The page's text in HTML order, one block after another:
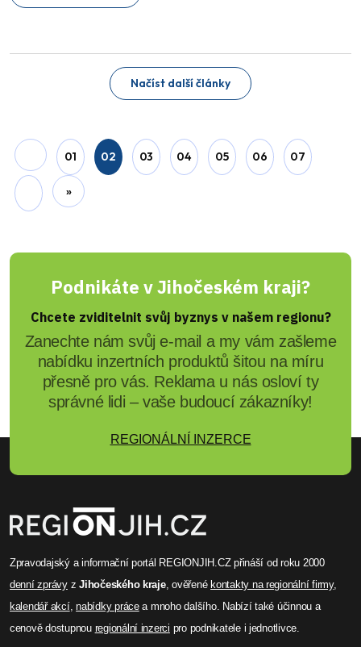
Jiří Padevěd
Vysokoškoláků přibývá. Jižní
Čechy drží krok a Budějovice
posilují roli univerzitního
centra
Počet vysokoškoláků v Česku roste a studentstvo
se omlazuje. Na konci roku 2025 studovalo na
vysokých školách 330?547 lidí, přibylo i poprvé
právo, cizinci tvoří zhruba 18?%. V Jihočeském
kraji zůstávají hlavním centrem České Budějovice.
Celý článek